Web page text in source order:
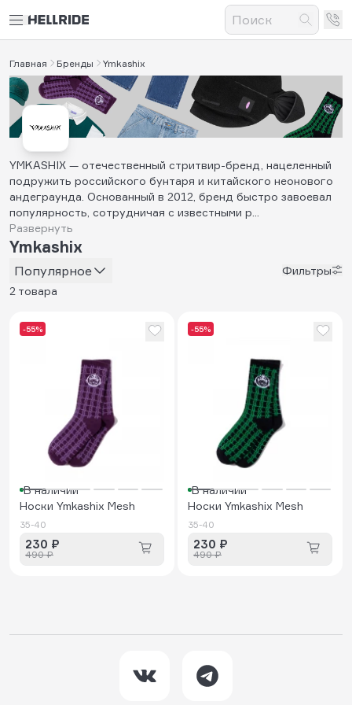
Главная Бренды Ymkashix
YMKASHIX — отечественный стритвир-бренд, нацеленный
подружить российского бунтаря и китайского неонового
андеграунда. Основанный в 2012, бренд быстро завоевал
популярность, сотрудничая с известными р...
Развернуть
Ymkashix
Популярное
Фильтры
2 товара
-55%
В наличии
Носки Ymkashix Mesh
35-40
230 ₽
490 ₽
-55%
В наличии
Носки Ymkashix Mesh
35-40
230 ₽
490 ₽